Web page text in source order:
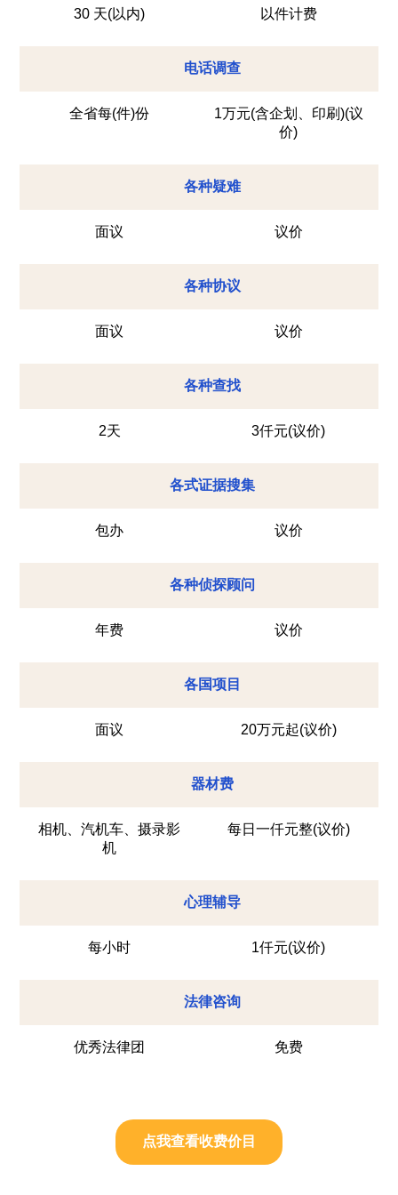
30 天(以内) 以件计费
电话调查
全省每(件)份
1万元(含企划、印刷)(议
价)
各种疑难
面议 议价
各种协议
面议 议价
各种查找
2天 3仟元(议价)
各式证据搜集
包办 议价
各种侦探顾问
年费 议价
各国项目
面议 20万元起(议价)
器材费
相机、汽机车、摄录影
机
每日一仟元整(议价)
心理辅导
每小时 1仟元(议价)
法律咨询
优秀法律团 免费
点我查看收费价目